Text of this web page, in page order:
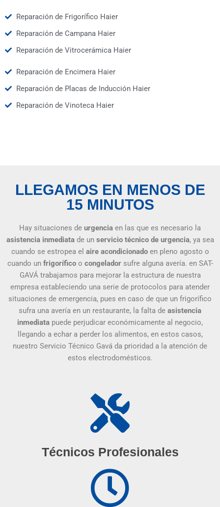
Reparación de Frigorífico Haier
Reparación de Campana Haier
Reparación de Vitrocerámica Haier
Reparación de Encimera Haier
Reparación de Placas de Inducción Haier
Reparación de Vinoteca Haier
LLEGAMOS EN MENOS DE
15 MINUTOS
Hay situaciones de urgencia en las que es necesario la
asistencia inmediatade un servicio técnico de urgencia, ya sea
cuando se estropea el aire acondicionadoen pleno agosto o
cuando un frigoríficoo congeladorsufre alguna avería. en SAT-
GAVÁ trabajamos para mejorar la estructura de nuestra
empresa estableciendo una serie de protocolos para atender
situaciones de emergencia, pues en caso de que un frigorífico
sufra una avería en un restaurante, la falta de asistencia
inmediata puede perjudicar económicamente al negocio,
llegando a echar a perder los alimentos, en estos casos,
nuestro Servicio Técnico Gavá da prioridad a la atención de
estos electrodomésticos.
Técnicos Profesionales